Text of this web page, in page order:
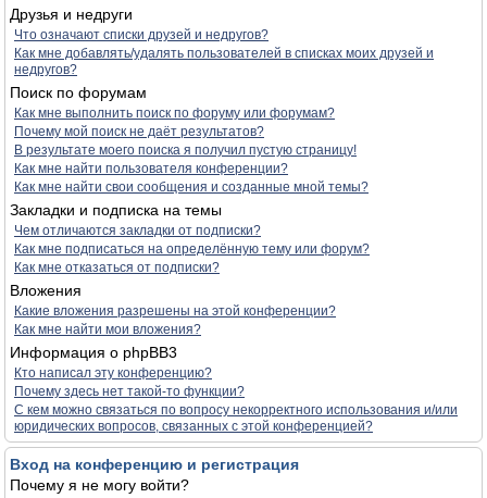
Друзья и недруги
Что означают списки друзей и недругов?
Как мне добавлять/удалять пользователей в списках моих друзей и
недругов?
Поиск по форумам
Как мне выполнить поиск по форуму или форумам?
Почему мой поиск не даёт результатов?
В результате моего поиска я получил пустую страницу!
Как мне найти пользователя конференции?
Как мне найти свои сообщения и созданные мной темы?
Закладки и подписка на темы
Чем отличаются закладки от подписки?
Как мне подписаться на определённую тему или форум?
Как мне отказаться от подписки?
Вложения
Какие вложения разрешены на этой конференции?
Как мне найти мои вложения?
Информация о phpBB3
Кто написал эту конференцию?
Почему здесь нет такой-то функции?
С кем можно связаться по вопросу некорректного использования и/или
юридических вопросов, связанных с этой конференцией?
Вход на конференцию и регистрация
Почему я не могу войти?